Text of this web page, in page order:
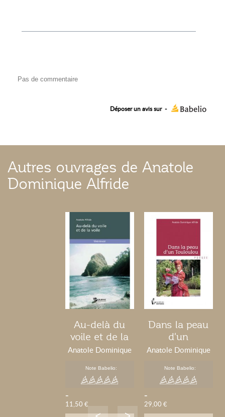
Pas de commentaire
Déposer un avis sur -
Autres ouvrages de Anatole
Dominique Alfride
Au-delà du
voile et de la
voile
Anatole Dominique
Note Babelio:
-
11,50 €
Dans la peau
d'un
Touloulou
Anatole Dominique
Note Babelio:
-
29,00 €